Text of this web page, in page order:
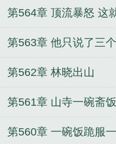
《你五元自助饭店，
蟹的海鲜自助多少钱
蟹什么鬼完
你五元自
量
帝王蟹什么鬼?txt
厅
自助餐帝王蟹不
王蟹不限量自助餐
第564章 顶流暴怒 这
第563章 他只说了三
第562章 林晓出山
第561章 山寺一碗斋
第560章 一碗饭跪服